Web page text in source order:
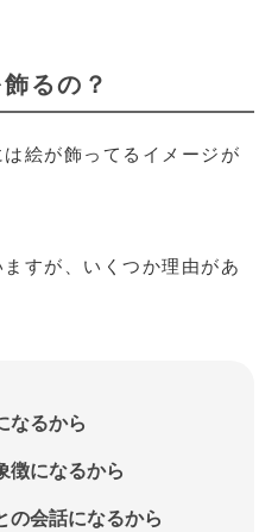
るの？
絵が飾ってるイメージが
すが、いくつか理由があ
なるから
徴になるから
の会話になるから